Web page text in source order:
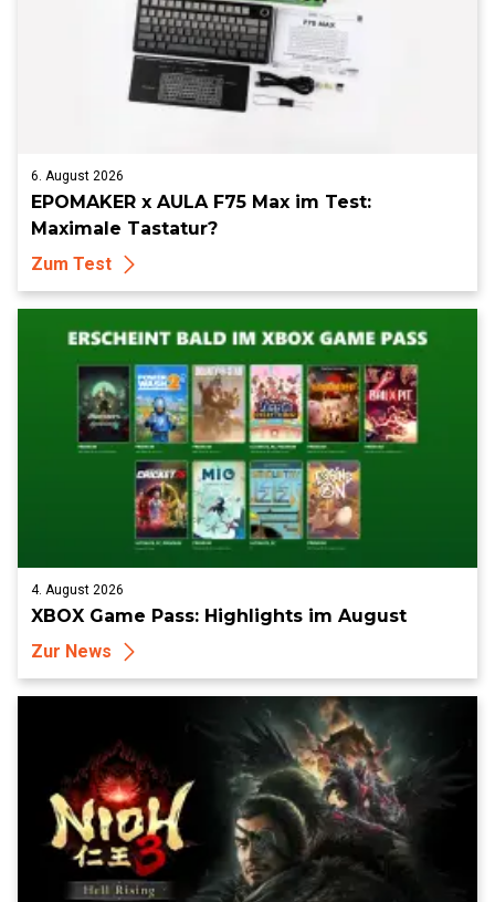
6. August 2026
EPOMAKER x AULA F75 Max im Test:
Maximale Tastatur?
Zum Test
4. August 2026
XBOX Game Pass: Highlights im August
Zur News